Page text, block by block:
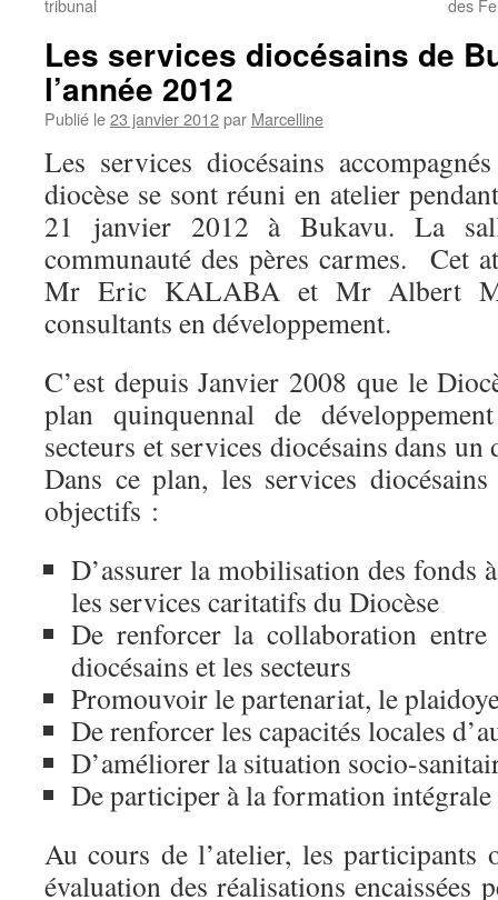
tribunal
des
Les services diocésains de
l’année 2012
Publié le23 janvier 2012par Marcelline
Les services diocésains
diocèse se sont réuni en atelier
21 janvier 2012 à Bukavu. La
communauté des pères carmes. Cet
Mr Eric KALABA et Mr Albert
consultants en développement.
C’est depuis Janvier 2008 que le
plan quinquennal de
secteurs et services diocésains dans
Dans ce plan, les services
objectifs :
D’assurer la mobilisation des fonds
les services caritatifs du Diocèse
De renforcer la collaboration
diocésains et les secteurs
Promouvoir le partenariat, le
De renforcer les capacités locales
D’améliorer la situation socio-
De participer à la formation intégrale
Au cours de l’atelier, les participants
évaluation des réalisations encaissées